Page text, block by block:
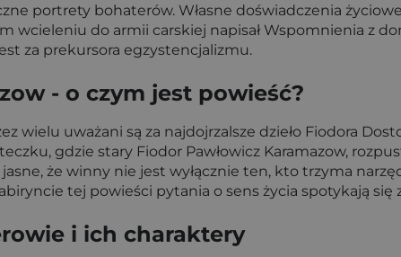
portrety bohaterów. Własne doświadczenia
wcieleniu do armii carskiej napisał Wspomnienia z
za prekursora egzystencjalizmu.
- o czym jest powieść?
wielu uważani są za najdojrzalsze dzieło Fiodora
gdzie stary Fiodor Pawłowicz Karamazow,
że winny nie jest wyłącznie ten, kto trzyma
tej powieści pytania o sens życia spotykają
i ich charaktery